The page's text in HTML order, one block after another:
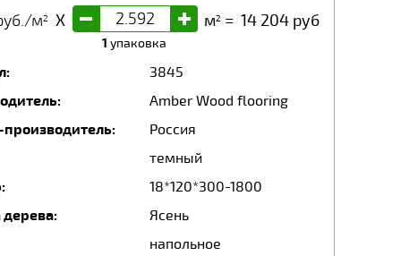
м2 X - +
1 упаковка
м2 = 14 204руб
3845
Amber Wood flooring
Россия
темный
18*120*300-1800
Ясень
напольное